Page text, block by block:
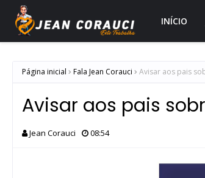
INÍCIO
Página inicial Fala Jean Corauci Avisar aos pais
Avisar aos pais
Jean Corauci 08:54